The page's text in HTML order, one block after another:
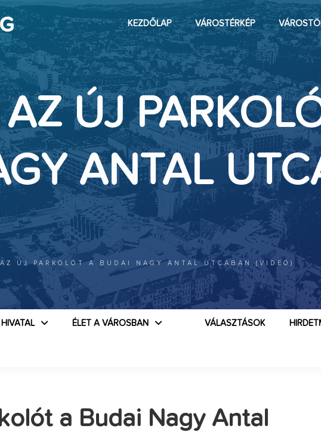
KEZDŐLAP VÁROSTÉRKÉP
ÚJ
ANTAL
ÚJ PARKOLÓT A BUDAI NAGY ANTAL UTCÁBAN (VIDEÓ)
ÉLET A VÁROSBAN VÁLASZTÁSOK
a Budai Nagy Antal